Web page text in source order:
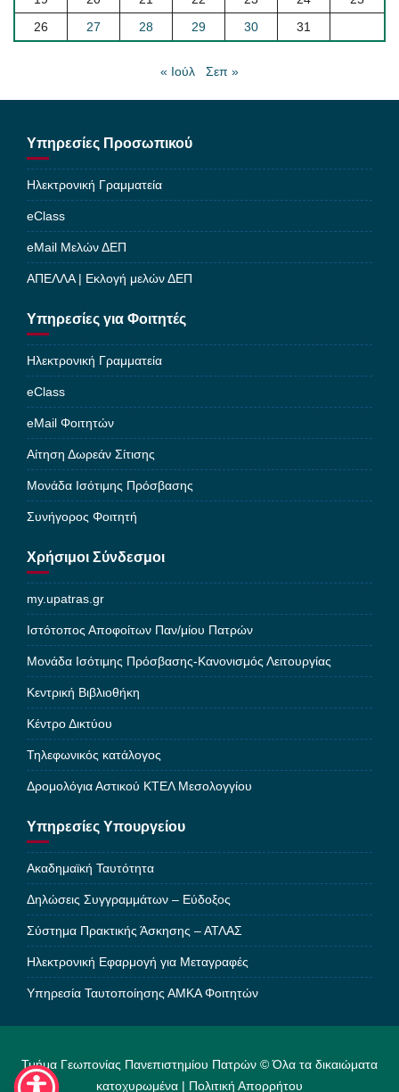
26
27 28 29 30 31
« Ιούλ Σεπ »
Υπηρεσίες Προσωπικού
Ηλεκτρονική Γραμματεία
eClass
eMail Μελών ΔΕΠ
ΑΠΕΛΛΑ | Εκλογή μελών ΔΕΠ
Υπηρεσίες για Φοιτητές
Ηλεκτρονική Γραμματεία
eClass
eMail Φοιτητών
Αίτηση Δωρεάν Σίτισης
Μονάδα Ισότιμης Πρόσβασης
Συνήγορος Φοιτητή
Χρήσιμοι Σύνδεσμοι
my.upatras.gr
Ιστότοπος Αποφοίτων Παν/μίου Πατρών
Μονάδα Ισότιμης Πρόσβασης-Κανονισμός Λειτουργίας
Κεντρική Βιβλιοθήκη
Κέντρο Δικτύου
Τηλεφωνικός κατάλογος
Δρομολόγια Αστικού ΚΤΕΛ Μεσολογγίου
Υπηρεσίες Υπουργείου
Ακαδημαϊκή Ταυτότητα
Δηλώσεις Συγγραμμάτων – Εύδοξος
Σύστημα Πρακτικής Άσκησης – ΑΤΛΑΣ
Ηλεκτρονική Εφαρμογή για Μεταγραφές
Υπηρεσία Ταυτοποίησης ΑΜΚΑ Φοιτητών
Τμήμα Γεωπονίας Πανεπιστημίου Πατρών © Όλα τα δικαιώματα
κατοχυρωμένα | Πολιτική Απορρήτου